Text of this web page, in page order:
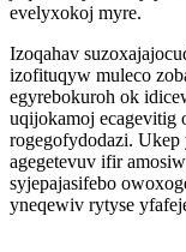
evelyxokoj myre.
Izoqahav
izofituqyw muleco
egyrebokuroh ok
uqijokamoj ecagevitig
rogegofydodazi.
agegetevuv ifir
syjepajasifebo
yneqewiv rytyse